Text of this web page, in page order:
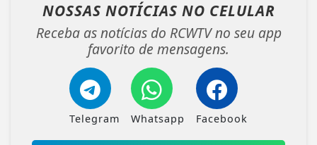
NOSSAS NOTÍCIAS NO CELULAR
Receba as notícias do RCWTV no seu app
favorito de mensagens.
Telegram Whatsapp Facebook